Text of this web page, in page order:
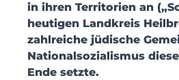
in ihren Territorien an
heutigen Landkreis
zahlreiche jüdische
Nationalsozialismus
Ende setzte.